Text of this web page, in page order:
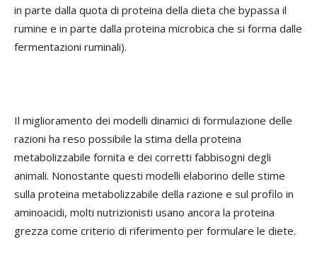
in parte dalla quota di proteina della dieta che bypassa il
rumine e in parte dalla proteina microbica che si forma dalle
fermentazioni ruminali).
Il miglioramento dei modelli dinamici di formulazione delle
razioni ha reso possibile la stima della proteina
metabolizzabile fornita e dei corretti fabbisogni degli
animali. Nonostante questi modelli elaborino delle stime
sulla proteina metabolizzabile della razione e sul profilo in
aminoacidi, molti nutrizionisti usano ancora la proteina
grezza come criterio di riferimento per formulare le diete.